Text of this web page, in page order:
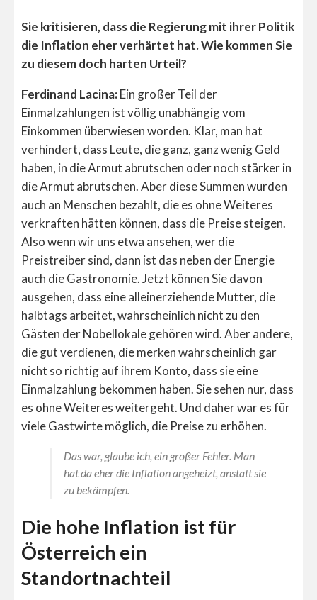
Sie kritisieren, dass die Regierung mit ihrer Politik
die Inflation eher verhärtet hat. Wie kommen Sie
zu diesem doch harten Urteil?
Ferdinand Lacina:Ein großer Teil der
Einmalzahlungen ist völlig unabhängig vom
Einkommen überwiesen worden. Klar, man hat
verhindert, dass Leute, die ganz, ganz wenig Geld
haben, in die Armut abrutschen oder noch stärker in
die Armut abrutschen. Aber diese Summen wurden
auch an Menschen bezahlt, die es ohne Weiteres
verkraften hätten können, dass die Preise steigen.
Also wenn wir uns etwa ansehen, wer die
Preistreiber sind, dann ist das neben der Energie
auch die Gastronomie. Jetzt können Sie davon
ausgehen, dass eine alleinerziehende Mutter, die
halbtags arbeitet, wahrscheinlich nicht zu den
Gästen der Nobellokale gehören wird. Aber andere,
die gut verdienen, die merken wahrscheinlich gar
nicht so richtig auf ihrem Konto, dass sie eine
Einmalzahlung bekommen haben. Sie sehen nur, dass
es ohne Weiteres weitergeht. Und daher war es für
viele Gastwirte möglich, die Preise zu erhöhen.
Das war, glaube ich, ein großer Fehler. Man
hat da eher die Inflation angeheizt, anstatt sie
zu bekämpfen.
Die hohe Inflation ist für
Österreich ein
Standortnachteil